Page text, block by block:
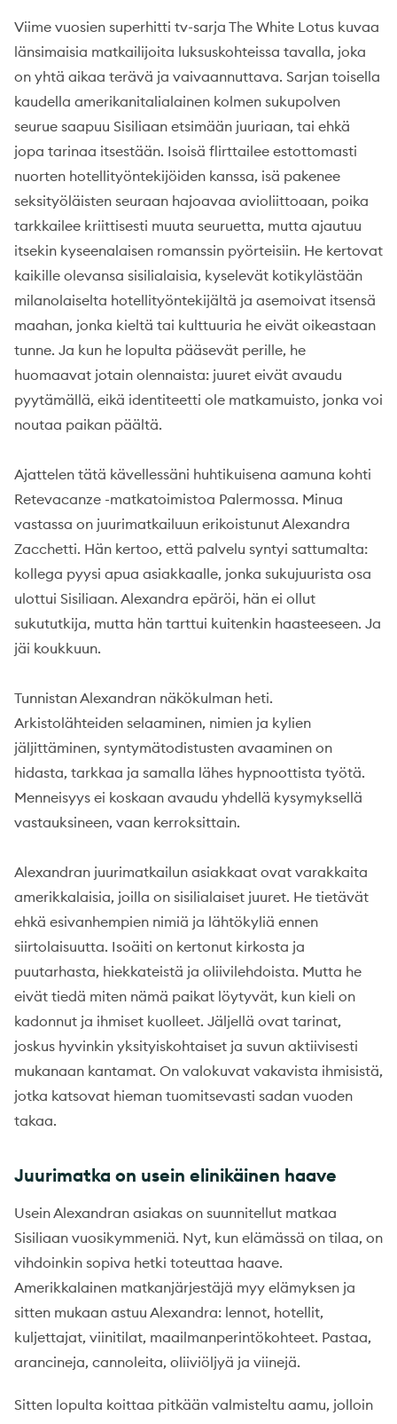
Viime vuosien superhitti tv-sarja The White Lotus kuvaa
länsimaisia matkailijoita luksuskohteissa tavalla, joka
on yhtä aikaa terävä ja vaivaannuttava. Sarjan toisella
kaudella amerikanitalialainen kolmen sukupolven
seurue saapuu Sisiliaan etsimään juuriaan, tai ehkä
jopa tarinaa itsestään. Isoisä flirttailee estottomasti
nuorten hotellityöntekijöiden kanssa, isä pakenee
seksityöläisten seuraan hajoavaa avioliittoaan, poika
tarkkailee kriittisesti muuta seuruetta, mutta ajautuu
itsekin kyseenalaisen romanssin pyörteisiin. He kertovat
kaikille olevansa sisilialaisia, kyselevät kotikylästään
milanolaiselta hotellityöntekijältä ja asemoivat itsensä
maahan, jonka kieltä tai kulttuuria he eivät oikeastaan
tunne. Ja kun he lopulta pääsevät perille, he
huomaavat jotain olennaista: juuret eivät avaudu
pyytämällä, eikä identiteetti ole matkamuisto, jonka voi
noutaa paikan päältä.
Ajattelen tätä kävellessäni huhtikuisena aamuna kohti
Retevacanze -matkatoimistoa Palermossa. Minua
vastassa on juurimatkailuun erikoistunut Alexandra
Zacchetti. Hän kertoo, että palvelu syntyi sattumalta:
kollega pyysi apua asiakkaalle, jonka sukujuurista osa
ulottui Sisiliaan. Alexandra epäröi, hän ei ollut
sukututkija, mutta hän tarttui kuitenkin haasteeseen. Ja
jäi koukkuun.
Tunnistan Alexandran näkökulman heti.
Arkistolähteiden selaaminen, nimien ja kylien
jäljittäminen, syntymätodistusten avaaminen on
hidasta, tarkkaa ja samalla lähes hypnoottista työtä.
Menneisyys ei koskaan avaudu yhdellä kysymyksellä
vastauksineen, vaan kerroksittain.
Alexandran juurimatkailun asiakkaat ovat varakkaita
amerikkalaisia, joilla on sisilialaiset juuret. He tietävät
ehkä esivanhempien nimiä ja lähtökyliä ennen
siirtolaisuutta. Isoäiti on kertonut kirkosta ja
puutarhasta, hiekkateistä ja oliivilehdoista. Mutta he
eivät tiedä miten nämä paikat löytyvät, kun kieli on
kadonnut ja ihmiset kuolleet. Jäljellä ovat tarinat,
joskus hyvinkin yksityiskohtaiset ja suvun aktiivisesti
mukanaan kantamat. On valokuvat vakavista ihmisistä,
jotka katsovat hieman tuomitsevasti sadan vuoden
takaa.
Juurimatka on usein elinikäinen haave
Usein Alexandran asiakas on suunnitellut matkaa
Sisiliaan vuosikymmeniä. Nyt, kun elämässä on tilaa, on
vihdoinkin sopiva hetki toteuttaa haave.
Amerikkalainen matkanjärjestäjä myy elämyksen ja
sitten mukaan astuu Alexandra: lennot, hotellit,
kuljettajat, viinitilat, maailmanperintökohteet. Pastaa,
arancineja, cannoleita, oliiviöljyä ja viinejä.
Sitten lopulta koittaa pitkään valmisteltu aamu, jolloin